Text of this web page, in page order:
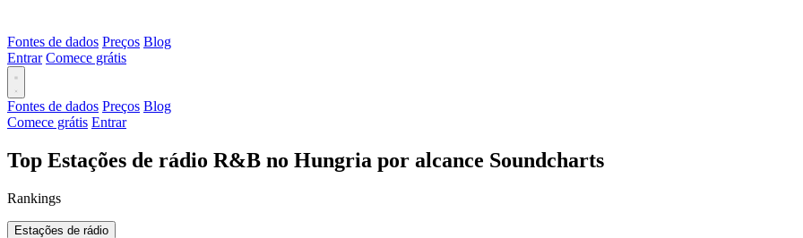
Fontes de dados Preços Blog
Entrar Comece grátis
Fontes de dados Preços Blog
Comece grátis Entrar
Top Estações de rádio R&B no Hungria por alcance Soundcharts
Rankings
Estações de rádio